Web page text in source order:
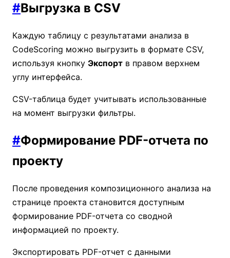
#Выгрузка в CSV
Каждую таблицу с результатами анализа в
CodeScoring можно выгрузить в формате CSV,
используя кнопку Экспорт в правом верхнем
углу интерфейса.
CSV-таблица будет учитывать использованные
на момент выгрузки фильтры.
#Формирование PDF-отчета по
проекту
После проведения композиционного анализа на
странице проекта становится доступным
формирование PDF-отчета со сводной
информацией по проекту.
Экспортировать PDF-отчет с данными